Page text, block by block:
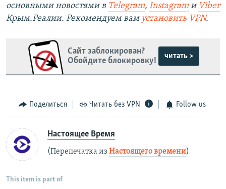
основными новостями в Telegram, Instagram и Viber
Крым.Реалии. Рекомендуем вам установить VPN.
Сайт заблокирован?
Обойдите блокировку!
читать >
Поделиться Читать без VPN Follow us
Настоящее Время
(Перепечатка из Настоящего времени)
This item is part of